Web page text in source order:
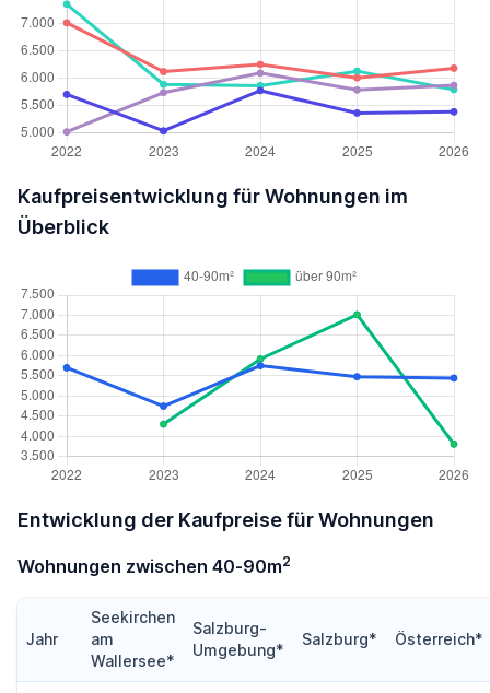
Kaufpreisentwicklung für Wohnungen im
Überblick
Entwicklung der Kaufpreise für Wohnungen
Wohnungen zwischen 40-90m2
Jahr
Seekirchen
am
Wallersee*
Salzburg-
Umgebung*
Salzburg* Österreich*